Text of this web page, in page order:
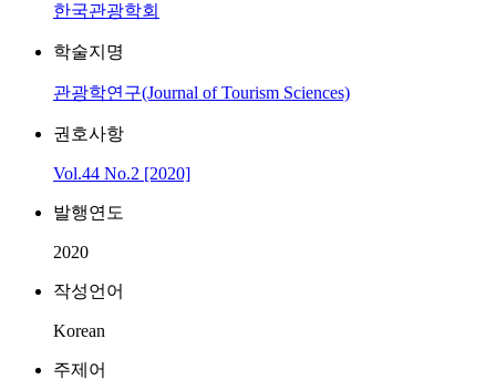
한국관광학회
학술지명
관광학연구(Journal of Tourism Sciences)
권호사항
Vol.44 No.2 [2020]
발행연도
2020
작성언어
Korean
주제어